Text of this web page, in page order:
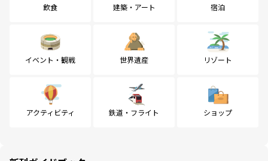
飲食 建築・アート 宿泊
イベント・観戦 世界遺産 リゾート
アクティビティ 鉄道・フライト ショップ